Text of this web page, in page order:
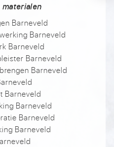
Barneveld
Barneveld
Barneveld
Barneveld
Barneveld
Barneveld
Barneveld
Barneveld
Barneveld